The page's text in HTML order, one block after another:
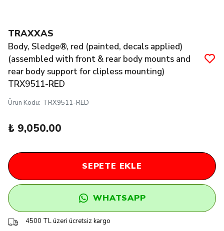
TRAXXAS
Body, Sledge®, red (painted, decals applied)
(assembled with front & rear body mounts and
rear body support for clipless mounting)
TRX9511-RED
Ürün Kodu: TRX9511-RED
₺ 9,050.00
SEPETE EKLE
WHATSAPP
4500 TL üzeri ücretsiz kargo